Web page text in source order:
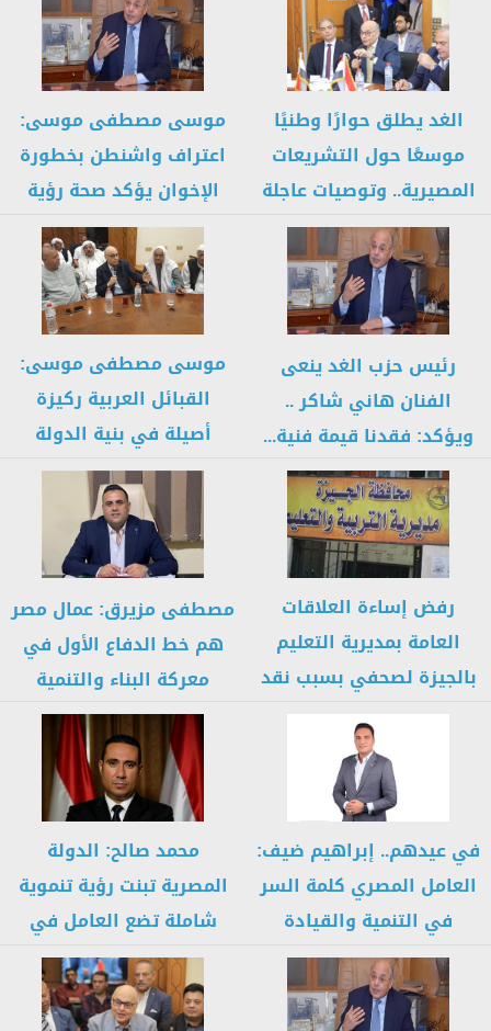
الغد يطلق حوارًا وطنيًا
موسعًا حول التشريعات
المصيرية.. وتوصيات عاجلة
بإصلاح قوانين...
موسى مصطفى موسى:
اعتراف واشنطن بخطورة
الإخوان يؤكد صحة رؤية
مصر وتحذيرات...
رئيس حزب الغد ينعى
الفنان هاني شاكر ..
ويؤكد: فقدنا قيمة فنية...
موسى مصطفى موسى:
القبائل العربية ركيزة
أصيلة في بنية الدولة
المصرية وشريك...
رفض إساءة العلاقات
العامة بمديرية التعليم
بالجيزة لصحفي بسبب نقد
مهني
مصطفى مزيرق: عمال مصر
هم خط الدفاع الأول في
معركة البناء والتنمية
في عيدهم.. إبراهيم ضيف:
العامل المصري كلمة السر
في التنمية والقيادة
السياسية...
محمد صالح: الدولة
المصرية تبنت رؤية تنموية
شاملة تضع العامل في
قلب...